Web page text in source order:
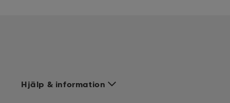
Hjälp & information